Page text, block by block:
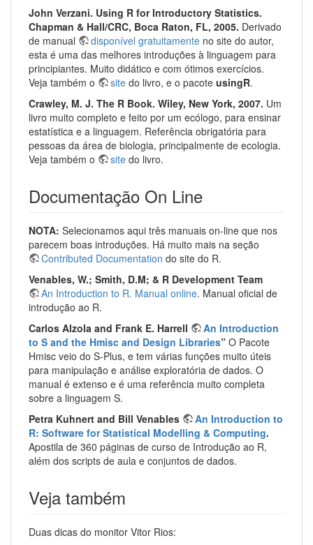
John Verzani. Using R for Introductory Statistics.
Chapman & Hall/CRC, Boca Raton, FL, 2005. Derivado
de manual
disponível gratuitamente no site do autor,
esta é uma das melhores introduções à linguagem para
principiantes. Muito didático e com ótimos exercícios.
Veja também o
site do livro, e o pacote usingR.
Crawley, M. J. The R Book. Wiley, New York, 2007. Um
livro muito completo e feito por um ecólogo, para ensinar
estatística e a linguagem. Referência obrigatória para
pessoas da área de biologia, principalmente de ecologia.
Veja também o
site do livro.
Documentação On Line
NOTA: Selecionamos aqui três manuais on-line que nos
parecem boas introduções. Há muito mais na seção
Contributed Documentation do site do R.
Venables, W.; Smith, D.M; & R Development Team
An Introduction to R. Manual online. Manual oficial de
introdução ao R.
Carlos Alzola and Frank E. Harrell
An Introduction
to S and the Hmisc and Design Libraries” O Pacote
Hmisc veio do S-Plus, e tem várias funções muito úteis
para manipulação e análise exploratória de dados. O
manual é extenso e é uma referência muito completa
sobre a linguagem S.
Petra Kuhnert and Bill Venables
An Introduction to
R: Software for Statistical Modelling & Computing.
Apostila de 360 páginas de curso de Introdução ao R,
além dos scripts de aula e conjuntos de dados.
Veja também
Duas dicas do monitor Vitor Rios: